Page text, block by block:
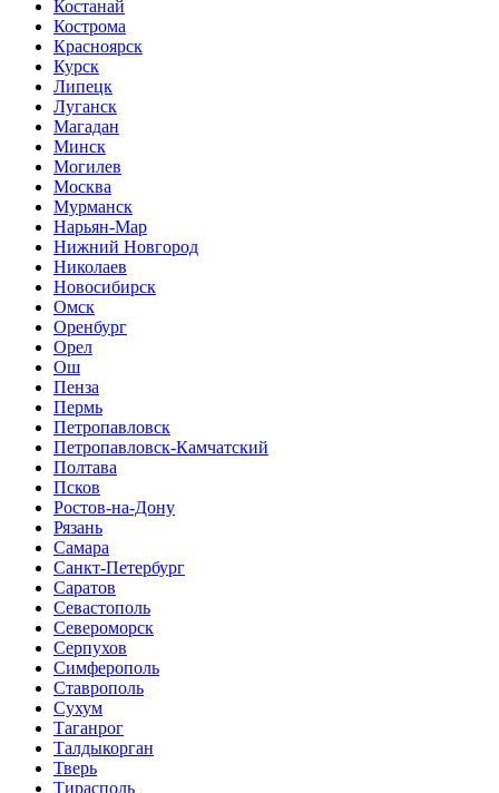
Костанай
Кострома
Красноярск
Курск
Липецк
Луганск
Магадан
Минск
Могилев
Москва
Мурманск
Нарьян-Мар
Нижний Новгород
Николаев
Новосибирск
Омск
Оренбург
Орел
Ош
Пенза
Пермь
Петропавловск
Петропавловск-Камчатский
Полтава
Псков
Ростов-на-Дону
Рязань
Самара
Санкт-Петербург
Саратов
Севастополь
Североморск
Серпухов
Симферополь
Ставрополь
Сухум
Таганрог
Tалдыкорган
Тверь
Тирасполь